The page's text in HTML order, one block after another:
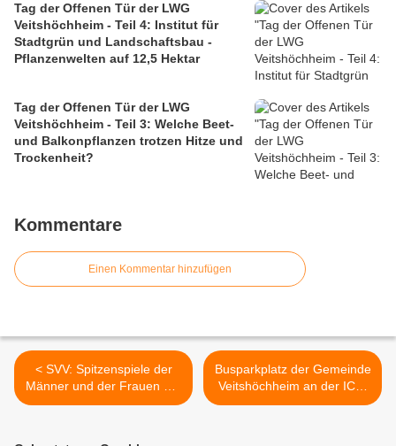
Tag der Offenen Tür der LWG
Veitshöchheim - Teil 4: Institut für
Stadtgrün und Landschaftsbau -
Pflanzenwelten auf 12,5 Hektar
Tag der Offenen Tür der LWG
Veitshöchheim - Teil 3: Welche Beet-
und Balkonpflanzen trotzen Hitze und
Trockenheit?
Kommentare
Einen Kommentar hinzufügen
< SVV: Spitzenspiele der
Männer und der Frauen am
Sonntag; Werden die U17-
Busparkplatz der Gemeinde
Veitshöchheim an der ICE-
Bahnbrücke nimmt Gestalt